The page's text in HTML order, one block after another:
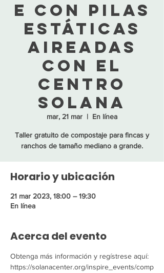
e con Pilas
Estáticas
Aireadas
con el
Centro
Solana
mar, 21 mar
  |
En línea
Taller gratuito de compostaje para fincas y
ranchos de tamaño mediano a grande.
Horario y ubicación
21 mar 2023, 18:00 – 19:30
En línea
Acerca del evento
Obtenga más información y regístrese aquí:
https://solanacenter.org/inspire_events/comp